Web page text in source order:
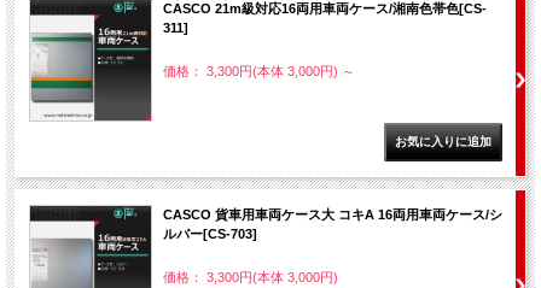
CASCO 21m級対応16両用車両ケース/湘南色帯色[CS-
311]
価格： 3,300円(本体 3,000円) ～
CASCO 貨車用車両ケース大 コキA 16両用車両ケース/シ
ルバー[CS-703]
価格： 3,300円(本体 3,000円)